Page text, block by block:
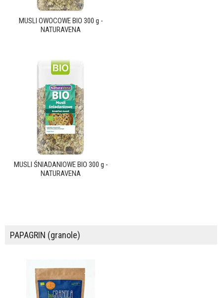
MUSLI OWOCOWE BIO 300 g -
NATURAVENA
MUSLI ŚNIADANIOWE BIO 300 g -
NATURAVENA
PAPAGRIN (granole)